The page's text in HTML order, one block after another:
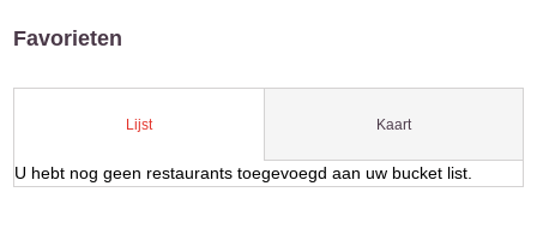
Favorieten
Lijst Kaart
U hebt nog geen restaurants toegevoegd aan uw bucket list.